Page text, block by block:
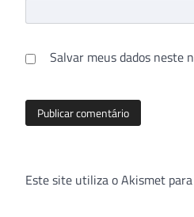
Salvar meus dados neste
Este site utiliza o Akismet